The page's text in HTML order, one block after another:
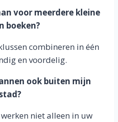
voor meerdere kleine
boeken?
combineren in één
en voordelig.
ook buiten mijn
niet alleen in uw